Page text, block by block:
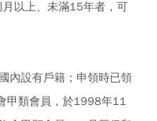
以上、未滿15年者，可
內設有戶籍；申領時已領
甲類會員，於1998年11